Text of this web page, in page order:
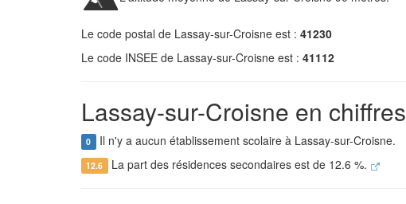
Le code postal de Lassay-sur-Croisne est : 41230
Le code INSEE de Lassay-sur-Croisne est : 41112
Lassay-sur-Croisne en chiffres
0 Il n'y a aucun établissement scolaire à Lassay-sur-Croisne.
12.6 La part des résidences secondaires est de 12.6 %.